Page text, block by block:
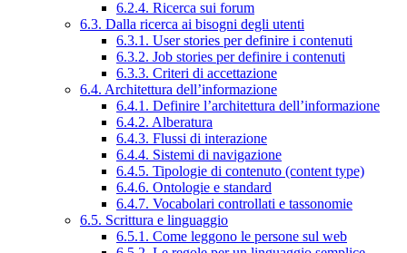
6.2.4. Ricerca sui forum
6.3. Dalla ricerca ai bisogni degli utenti
6.3.1. User stories per definire i contenuti
6.3.2. Job stories per definire i contenuti
6.3.3. Criteri di accettazione
6.4. Architettura dell’informazione
6.4.1. Definire l’architettura dell’informazione
6.4.2. Alberatura
6.4.3. Flussi di interazione
6.4.4. Sistemi di navigazione
6.4.5. Tipologie di contenuto (content type)
6.4.6. Ontologie e standard
6.4.7. Vocabolari controllati e tassonomie
6.5. Scrittura e linguaggio
6.5.1. Come leggono le persone sul web